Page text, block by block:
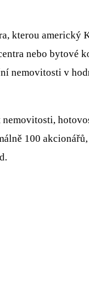
kterou
nebo
nemovitosti v
100